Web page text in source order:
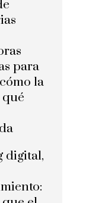
para
la
digital,